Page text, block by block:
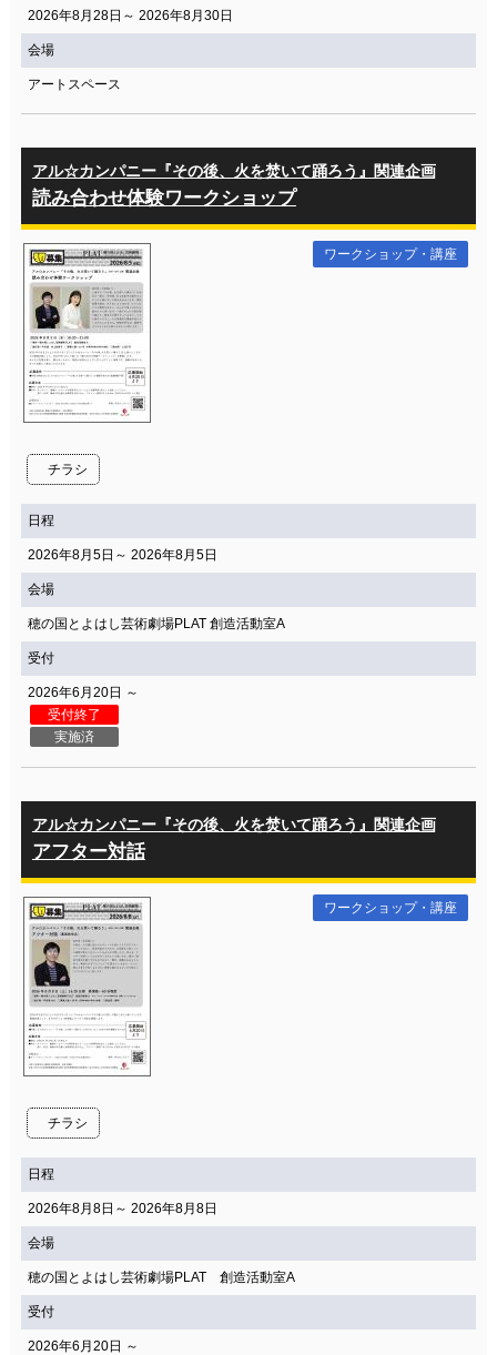
2026年8月28日～ 2026年8月30日
会場
アートスペース
アル☆カンパニー『その後、火を焚いて踊ろう』関連企画
読み合わせ体験ワークショップ
チラシ
ワークショップ・講座
日程
2026年8月5日～ 2026年8月5日
会場
穂の国とよはし芸術劇場PLAT 創造活動室A
受付
2026年6月20日 ～
受付終了
実施済
アル☆カンパニー『その後、火を焚いて踊ろう』関連企画
アフター対話
チラシ
ワークショップ・講座
日程
2026年8月8日～ 2026年8月8日
会場
穂の国とよはし芸術劇場PLAT 創造活動室A
受付
2026年6月20日 ～